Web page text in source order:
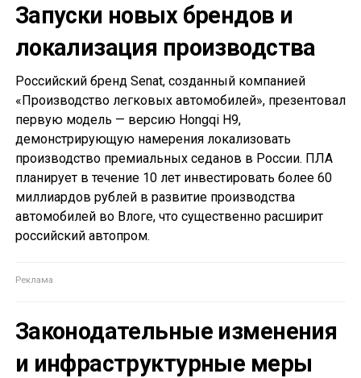
Запуски новых брендов и
локализация производства
Российский бренд Senat, созданный компанией
«Производство легковых автомобилей», презентовал
первую модель — версию Hongqi H9,
демонстрирующую намерения локализовать
производство премиальных седанов в России. ПЛА
планирует в течение 10 лет инвестировать более 60
миллиардов рублей в развитие производства
автомобилей во Влоге, что существенно расширит
российский автопром.
Законодательные изменения
и инфраструктурные меры